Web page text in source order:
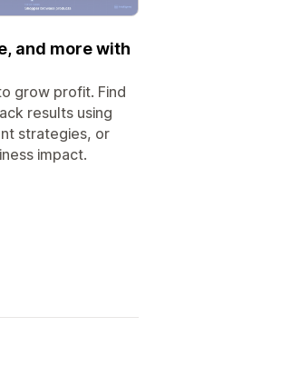
and more with
grow profit. Find
results using
strategies, or
impact.